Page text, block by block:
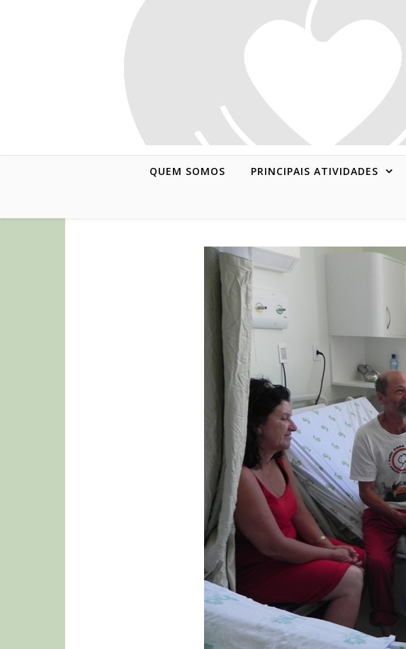
QUEM SOMOS PRINCIPAIS ATIVIDADES